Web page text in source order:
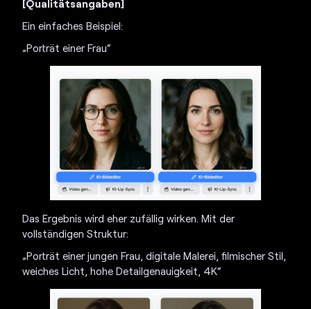
[Qualitätsangaben]
Ein einfaches Beispiel:
„Porträt einer Frau“
Das Ergebnis wird eher zufällig wirken. Mit der
vollständigen Struktur:
„Porträt einer jungen Frau, digitale Malerei, filmischer Stil,
weiches Licht, hohe Detailgenauigkeit, 4K“